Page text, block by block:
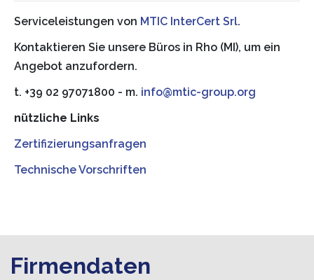
Serviceleistungen von MTIC InterCert Srl.
Kontaktieren Sie unsere Büros in Rho (MI), um ein
Angebot anzufordern.
t. +39 02 97071800 - m. info@mtic-group.org
nützliche Links
Zertifizierungsanfragen
Technische Vorschriften
Firmendaten